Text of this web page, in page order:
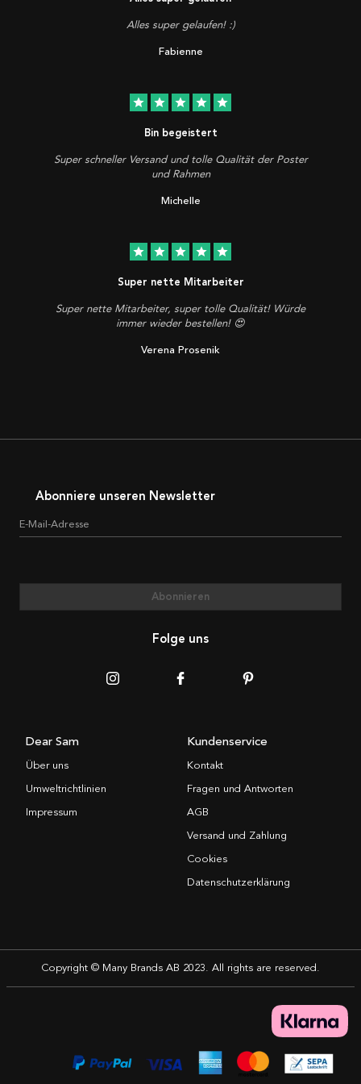
Alles super gelaufen! :)
Fabienne
star star star star star
Bin begeistert
Super schneller Versand und tolle Qualität der Poster
und Rahmen
Michelle
star star star star star
Super nette Mitarbeiter
Super nette Mitarbeiter, super tolle Qualität! Würde
immer wieder bestellen! 😍
Verena Prosenik
Abonniere unseren Newsletter
E-Mail-Adresse
Abonnieren
Folge uns
Dear Sam
Über uns
Umweltrichtlinien
Impressum
Kundenservice
Kontakt
Fragen und Antworten
AGB
Versand und Zahlung
Cookies
Datenschutzerklärung
Copyright © Many Brands AB 2023. All rights are reserved.